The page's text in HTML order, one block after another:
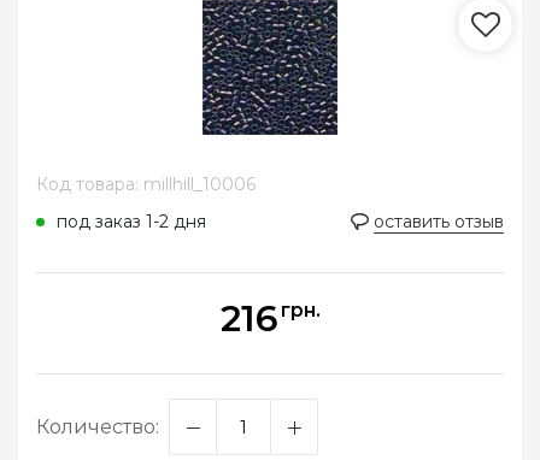
Код товара: millhill_10006
под заказ 1-2 дня
оставить отзыв
216 грн.
Количество: